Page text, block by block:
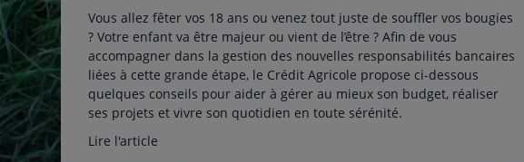
Vous allez fêter vos 18 ans ou venez tout juste de souffler vos bougies
? Votre enfant va être majeur ou vient de l’être ? Afin de vous
accompagner dans la gestion des nouvelles responsabilités bancaires
liées à cette grande étape, le Crédit Agricole propose ci-dessous
quelques conseils pour aider à gérer au mieux son budget, réaliser
ses projets et vivre son quotidien en toute sérénité.
Lire l'article